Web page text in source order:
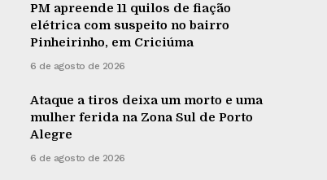
PM apreende 11 quilos de fiação
elétrica com suspeito no bairro
Pinheirinho, em Criciúma
6 de agosto de 2026
Ataque a tiros deixa um morto e uma
mulher ferida na Zona Sul de Porto
Alegre
6 de agosto de 2026